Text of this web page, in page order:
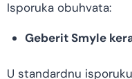
Isporuka obuhvata:
Geberit Smyle
U standardnu